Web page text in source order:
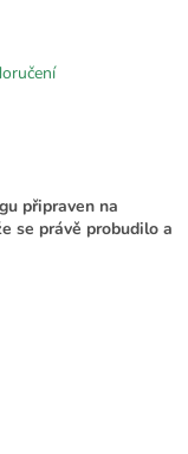
připraven na
se právě probudilo a